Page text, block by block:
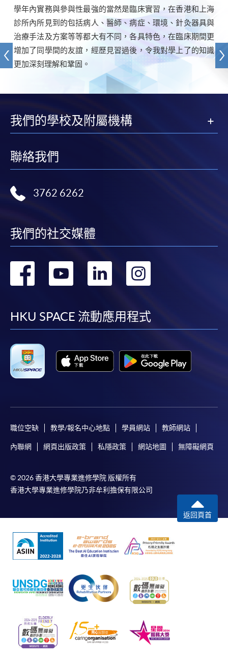
學年內實務與參與性最強的當然是臨床實習，在香港和上海
診所內所見到的包括病人、醫師、病症、環境、針灸器具與
治療手法及方案等等都大有不同，各具特色，在臨床期間更
增加了同學間的友誼，經歷見習過後，令我對學上了的知識
更加深刻理解和鞏固。
我們的學校及附屬機構
聯絡我們
3762 6262
我們的社交媒體
轉
facebook
轉
youtube
轉
linkedin
HKU SPACE 流動應用程式
職位空缺 教學/報名中心地點 學員網站 教師網站
內聯網 網頁出版政策 私隱政策 網站地圖 無障礙網頁
© 2026 香港大學專業進修學院 版權所有
香港大學專業進修學院乃非牟利擔保有限公司
返回頁首